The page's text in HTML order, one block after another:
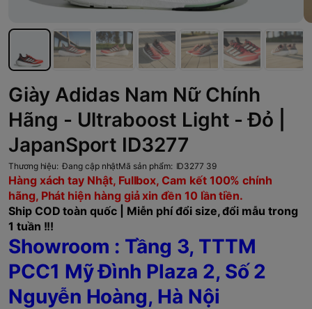
Giày Adidas Nam Nữ Chính
Hãng - Ultraboost Light - Đỏ |
JapanSport ID3277
Thương hiệu: Đang cập nhậtMã sản phẩm: ID3277 39
Hàng xách tay Nhật, Fullbox, Cam kết 100% chính
hãng, Phát hiện hàng giả xin đền 10 lần tiền.
Ship COD toàn quốc | Miễn phí đổi size, đổi mẫu trong
1 tuần !!!
Showroom : Tầng 3, TTTM
PCC1 Mỹ Đình Plaza 2, Số 2
Nguyễn Hoàng, Hà Nội